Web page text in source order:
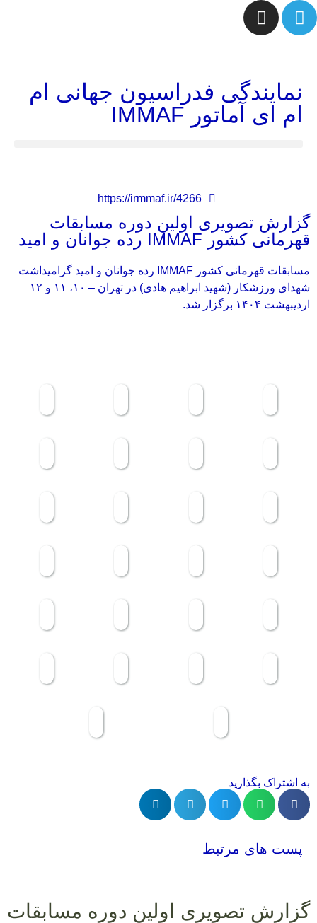
نمایندگی فدراسیون جهانی ام
ام ای آماتور IMMAF
https://irmmaf.ir/4266
گزارش تصویری اولین دوره مسابقات
قهرمانی کشور IMMAF رده جوانان و امید
مسابقات قهرمانی کشور IMMAF رده جوانان و امید گرامیداشت
شهدای ورزشکار (شهید ابراهیم هادی) در تهران – ۱۰، ۱۱ و ۱۲
اردیبهشت ۱۴۰۴ برگزار شد.
به اشتراک بگذارید
پست های مرتبط
گزارش تصویری اولین دوره مسابقات